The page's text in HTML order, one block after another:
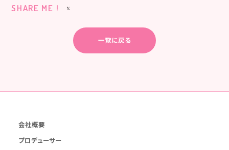
SHARE ME !
一覧に戻る
会社概要
プロデューサー